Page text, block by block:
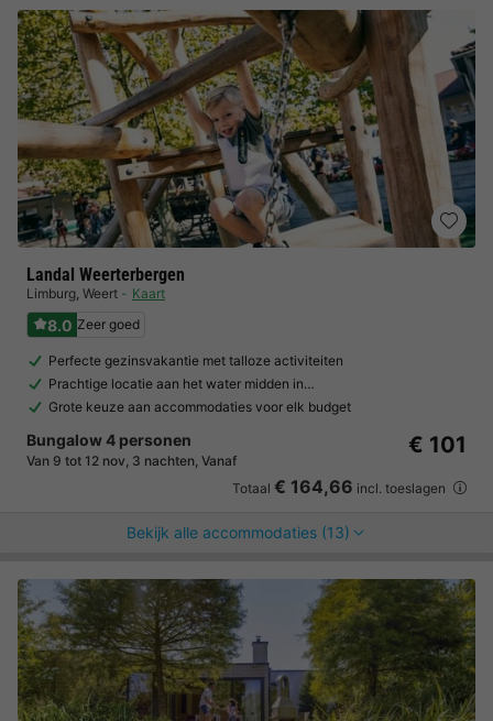
Landal Weerterbergen
Limburg, Weert Kaart
8.0 Zeer goed
Perfecte gezinsvakantie met talloze activiteiten
Prachtige locatie aan het water midden in…
Grote keuze aan accommodaties voor elk budget
Bungalow 4 personen
Van 9 tot 12 nov, 3 nachten, Vanaf
€ 101
Totaal € 164,66 incl. toeslagen
Bekijk alle accommodaties (13)